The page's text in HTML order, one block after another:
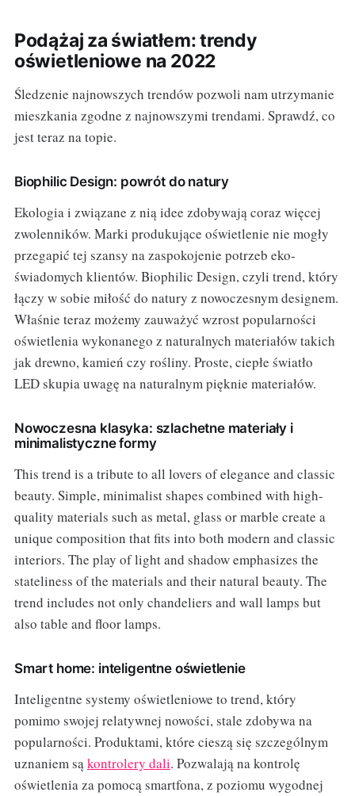
Podążaj za światłem: trendy
oświetleniowe na 2022
Śledzenie najnowszych trendów pozwoli nam utrzymanie
mieszkania zgodne z najnowszymi trendami. Sprawdź, co
jest teraz na topie.
Biophilic Design: powrót do natury
Ekologia i związane z nią idee zdobywają coraz więcej
zwolenników. Marki produkujące oświetlenie nie mogły
przegapić tej szansy na zaspokojenie potrzeb eko-
świadomych klientów. Biophilic Design, czyli trend, który
łączy w sobie miłość do natury z nowoczesnym designem.
Właśnie teraz możemy zauważyć wzrost popularności
oświetlenia wykonanego z naturalnych materiałów takich
jak drewno, kamień czy rośliny. Proste, ciepłe światło
LED skupia uwagę na naturalnym pięknie materiałów.
Nowoczesna klasyka: szlachetne materiały i
minimalistyczne formy
This trend is a tribute to all lovers of elegance and classic
beauty. Simple, minimalist shapes combined with high-
quality materials such as metal, glass or marble create a
unique composition that fits into both modern and classic
interiors. The play of light and shadow emphasizes the
stateliness of the materials and their natural beauty. The
trend includes not only chandeliers and wall lamps but
also table and floor lamps.
Smart home: inteligentne oświetlenie
Inteligentne systemy oświetleniowe to trend, który
pomimo swojej relatywnej nowości, stale zdobywa na
popularności. Produktami, które cieszą się szczególnym
uznaniem sąkontrolery dali. Pozwalają na kontrolę
oświetlenia za pomocą smartfona, z poziomu wygodnej